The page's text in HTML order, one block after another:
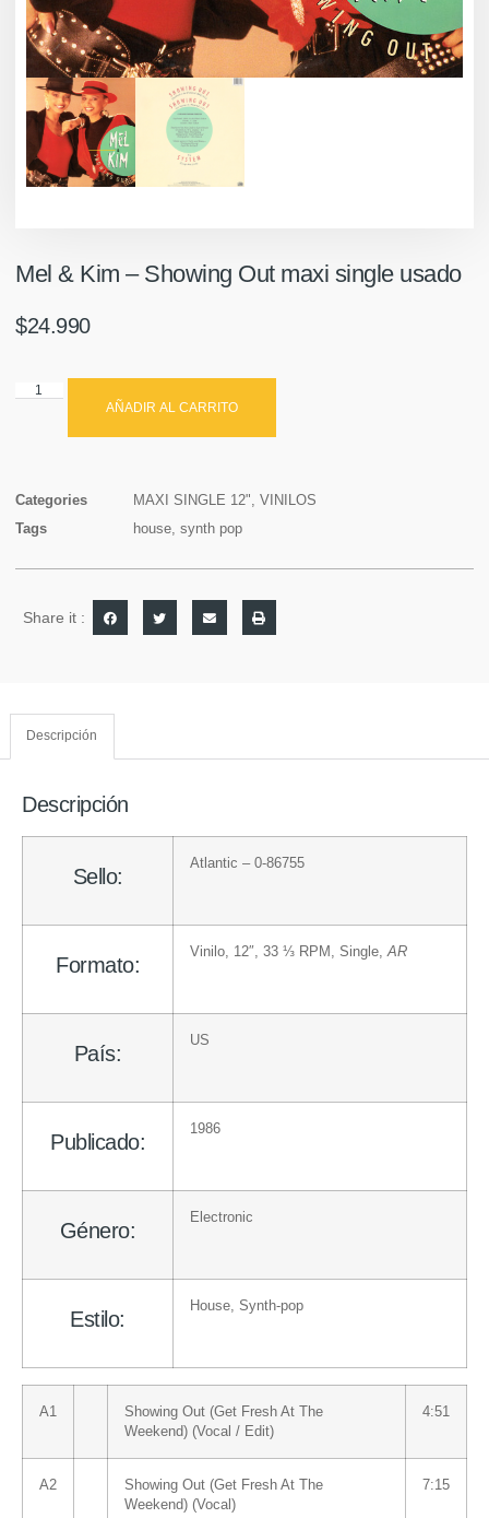
Mel & Kim – Showing Out maxi single usado
$24.990
AÑADIR AL CARRITO
Categories MAXI SINGLE 12" VINILOS
Tags
house synth pop
Share it :
Descripción
Descripción
Sello:
Atlantic – 0-86755
Formato:
Vinilo , 12″, 33 ⅓ RPM, Single AR
País:
US
Publicado:
1986
Género:
Electronic
Estilo:
House Synth-pop
A1
Showing Out (Get Fresh At The
Weekend) (Vocal / Edit)
4:51
A2
Showing Out (Get Fresh At The
Weekend) (Vocal)
7:15